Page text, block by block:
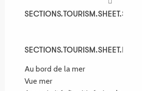
Au bord de la mer
Vue mer